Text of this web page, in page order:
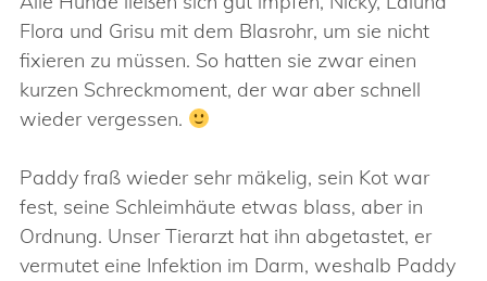
Flora und Grisu mit dem Blasrohr, um sie nicht
fixieren zu müssen. So hatten sie zwar einen
kurzen Schreckmoment, der war aber schnell
wieder vergessen.
Paddy fraß wieder sehr mäkelig, sein Kot war
fest, seine Schleimhäute etwas blass, aber in
Ordnung. Unser Tierarzt hat ihn abgetastet, er
vermutet eine Infektion im Darm, weshalb Paddy